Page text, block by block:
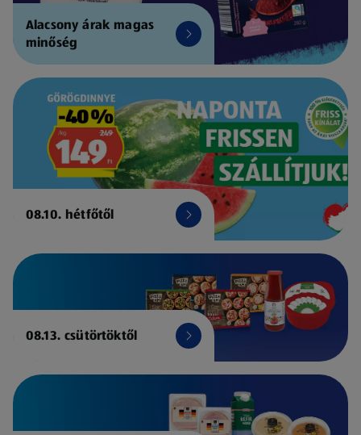
Alacsony árak magas
minőség
08.10. hétfőtől
08.13. csütörtöktől